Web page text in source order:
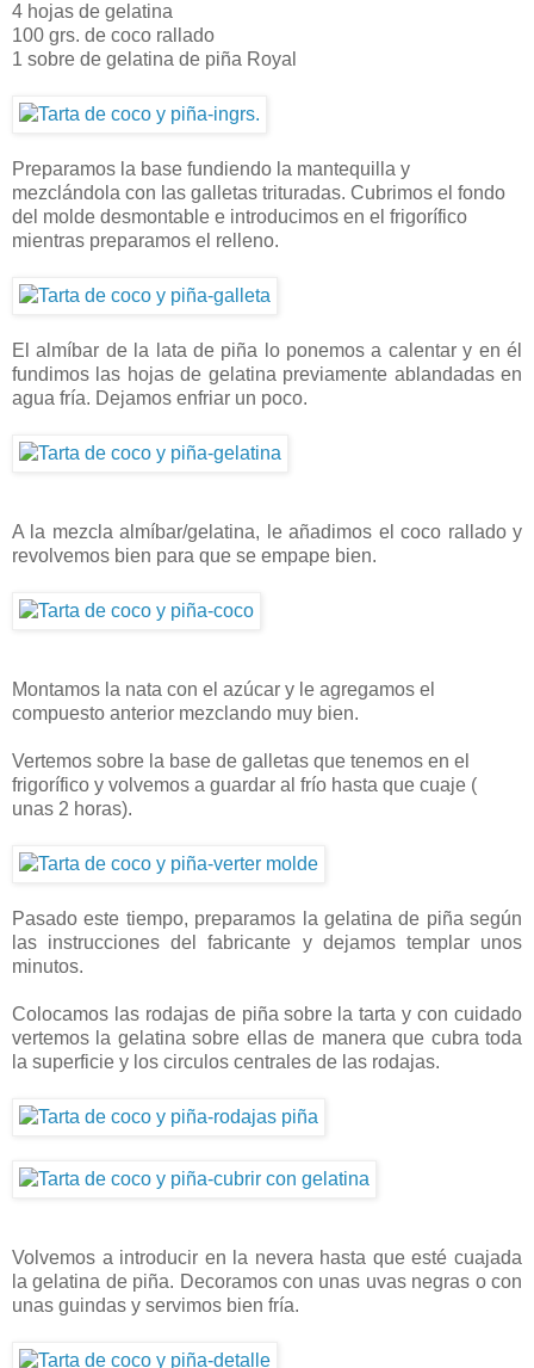
4 hojas de gelatina
100 grs. de coco rallado
1 sobre de gelatina de piña Royal
Preparamos la base fundiendo la mantequilla y
mezclándola con las galletas trituradas. Cubrimos el fondo
del molde desmontable e introducimos en el frigorífico
mientras preparamos el relleno.
El almíbar de la lata de piña lo ponemos a calentar y en él
fundimos las hojas de gelatina previamente ablandadas en
agua fría. Dejamos enfriar un poco.
A la mezcla almíbar/gelatina, le añadimos el coco rallado y
revolvemos bien para que se empape bien.
Montamos la nata con el azúcar y le agregamos el
compuesto anterior mezclando muy bien.
Vertemos sobre la base de galletas que tenemos en el
frigorífico y volvemos a guardar al frío hasta que cuaje (
unas 2 horas).
Pasado este tiempo, preparamos la gelatina de piña según
las instrucciones del fabricante y dejamos templar unos
minutos.
Colocamos las rodajas de piña sobre la tarta y con cuidado
vertemos la gelatina sobre ellas de manera que cubra toda
la superficie y los circulos centrales de las rodajas.
Volvemos a introducir en la nevera hasta que esté cuajada
la gelatina de piña. Decoramos con unas uvas negras o con
unas guindas y servimos bien fría.